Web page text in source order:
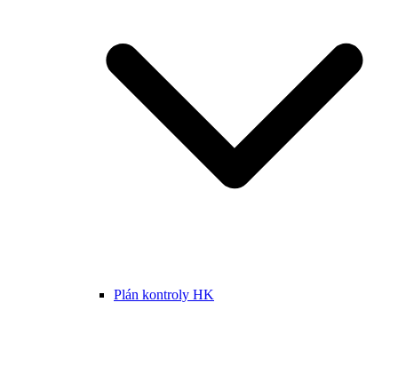
Plán kontroly HK